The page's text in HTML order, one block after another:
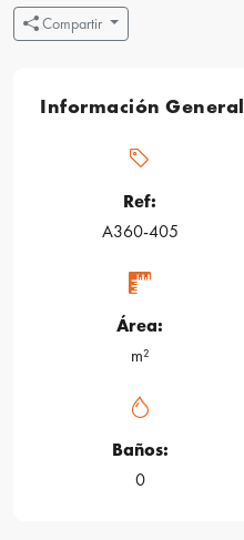
Compartir
Información General
Ref:
A360-405
Área:
m²
Baños:
0